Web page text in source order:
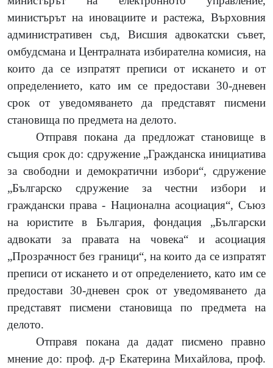
министърът на иновациите и растежа, Върховния
административен съд, Висшия адвокатски съвет,
омбудсмана и Централната избирателна комисия, на
които да се изпратят преписи от искането и от
определението, като им се предостави 30-дневен
срок от уведомяването да представят писмени
становища по предмета на делото.
Отправя покана да предложат становище в
същия срок до: сдружение „Гражданска инициатива
за свободни и демократични избори“, сдружение
„Българско сдружение за честни избори и
граждански права - Национална асоциация“, Съюз
на юристите в България, фондация „Български
адвокати за правата на човека“ и асоциация
„Прозрачност без граници“, на които да се изпратят
преписи от искането и от определението, като им се
предостави 30-дневен срок от уведомяването да
представят писмени становища по предмета на
делото.
Отправя покана да дадат писмено правно
мнение до: проф. д-р Екатерина Михайлова, проф.